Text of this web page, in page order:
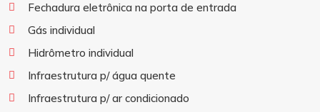
Fechadura eletrônica na porta de entrada
Gás individual
Hidrômetro individual
Infraestrutura p/ água quente
Infraestrutura p/ ar condicionado